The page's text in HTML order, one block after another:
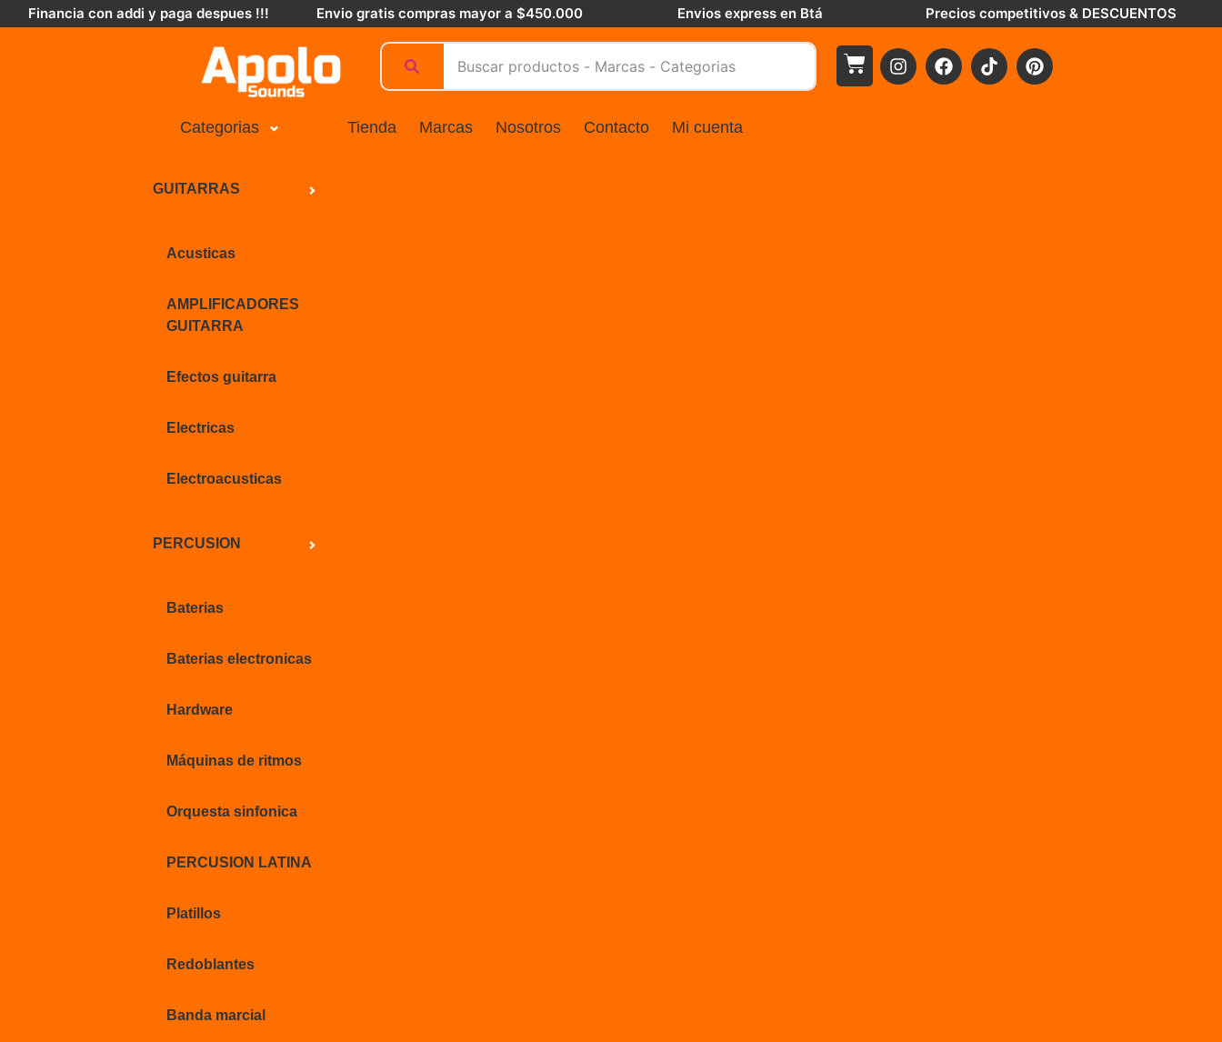
Financia con addi y paga despues !!! Envio gratis compras mayor a $450.000 Envios express en Btá Precios competitivos & DESCUENTOS
Categorias
GUITARRAS
Acusticas
AMPLIFICADORES
GUITARRA
Efectos guitarra
Electricas
Electroacusticas
PERCUSION
Baterias
Baterias electronicas
Hardware
Máquinas de ritmos
Orquesta sinfonica
PERCUSION LATINA
Platillos
Redoblantes
Banda marcial
Tienda Marcas Nosotros Contacto Mi cuenta